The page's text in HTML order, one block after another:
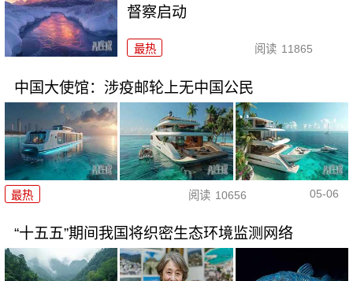
督察启动
最热 阅读 11865
中国大使馆：涉疫邮轮上无中国公民
最热 阅读 10656 05-06
“十五五”期间我国将织密生态环境监测网络